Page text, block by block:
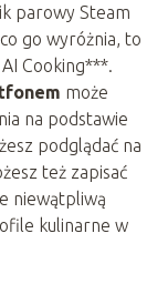
parowy Steam
go wyróżnia, to
Cooking***.
może
na podstawie
podglądać na
też zapisać
niewątpliwą
kulinarne w